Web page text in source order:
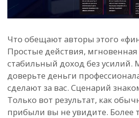
Что обещают авторы этого
Простые действия, мгновенная
стабильный доход без усилий.
доверьте деньги
сделают за вас. Сценарий
Только вот результат, как
прибыли вы не увидите. Более